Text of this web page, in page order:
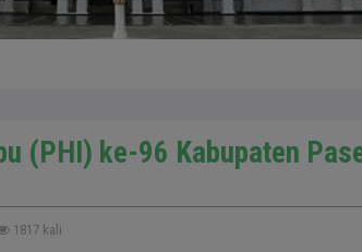
(PHI) ke-96 Kabupaten
1817 kali